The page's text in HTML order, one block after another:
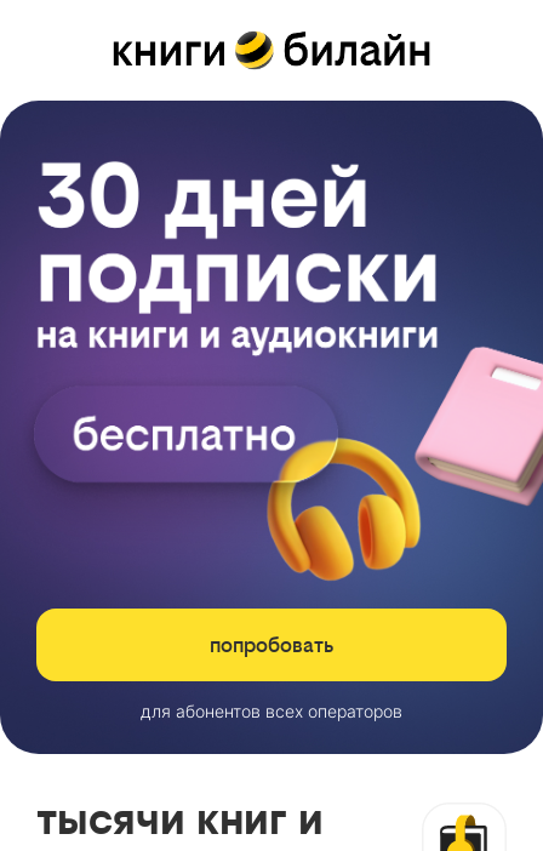
попробовать
для абонентов всех операторов
тысячи книг и